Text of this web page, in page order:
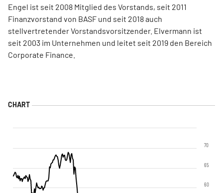
Engel ist seit 2008 Mitglied des Vorstands, seit 2011
Finanzvorstand von BASF und seit 2018 auch
stellvertretender Vorstandsvorsitzender. Elvermann ist
seit 2003 im Unternehmen und leitet seit 2019 den Bereich
Corporate Finance.
60
65
70